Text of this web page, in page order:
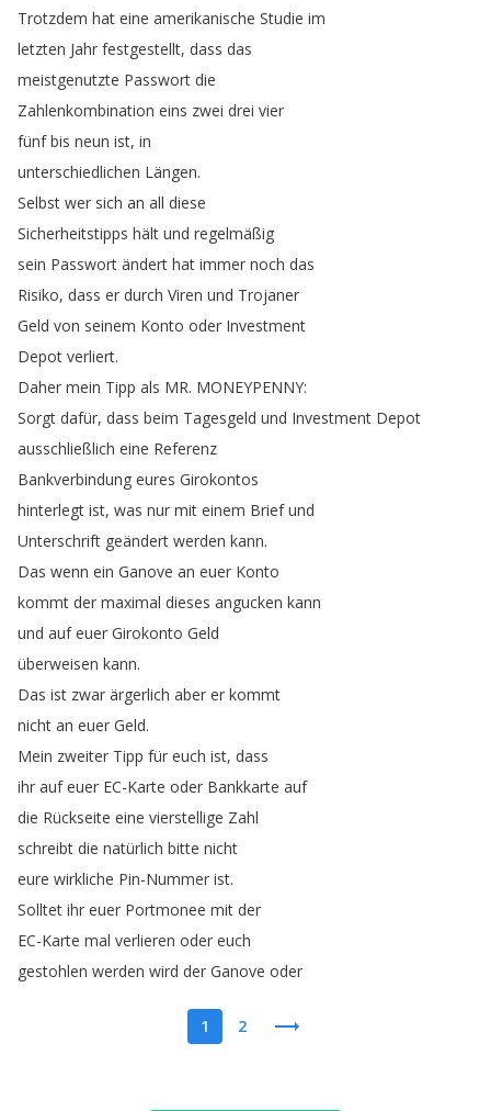
Trotzdem hat eine amerikanische Studie im
letzten Jahr festgestellt, dass das
meistgenutzte Passwort die
Zahlenkombination eins zwei drei vier
fünf bis neun ist, in
unterschiedlichen Längen.
Selbst wer sich an all diese
Sicherheitstipps hält und regelmäßig
sein Passwort ändert hat immer noch das
Risiko, dass er durch Viren und Trojaner
Geld von seinem Konto oder Investment
Depot verliert.
Daher mein Tipp als MR. MONEYPENNY:
Sorgt dafür, dass beim Tagesgeld und Investment Depot
ausschließlich eine Referenz
Bankverbindung eures Girokontos
hinterlegt ist, was nur mit einem Brief und
Unterschrift geändert werden kann.
Das wenn ein Ganove an euer Konto
kommt der maximal dieses angucken kann
und auf euer Girokonto Geld
überweisen kann.
Das ist zwar ärgerlich aber er kommt
nicht an euer Geld.
Mein zweiter Tipp für euch ist, dass
ihr auf euer EC-Karte oder Bankkarte auf
die Rückseite eine vierstellige Zahl
schreibt die natürlich bitte nicht
eure wirkliche Pin-Nummer ist.
Solltet ihr euer Portmonee mit der
EC-Karte mal verlieren oder euch
gestohlen werden wird der Ganove oder
1 2